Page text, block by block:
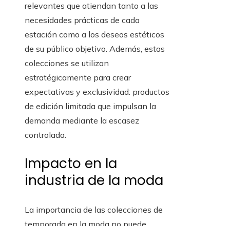
relevantes que atiendan tanto a las
necesidades prácticas de cada
estación como a los deseos estéticos
de su público objetivo. Además, estas
colecciones se utilizan
estratégicamente para crear
expectativas y exclusividad: productos
de edición limitada que impulsan la
demanda mediante la escasez
controlada.
Impacto en la
industria de la moda
La importancia de las colecciones de